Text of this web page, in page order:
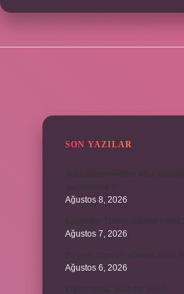
SON YAZILAR
Ağustos 8, 2026
Ağustos 7, 2026
Ağustos 6, 2026